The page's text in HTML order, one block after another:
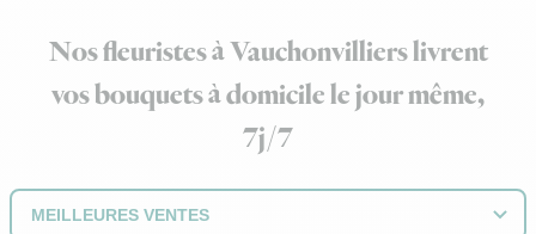
Nos fleuristes à Vauchonvilliers livrent
vos bouquets à domicile le jour même,
7j/7